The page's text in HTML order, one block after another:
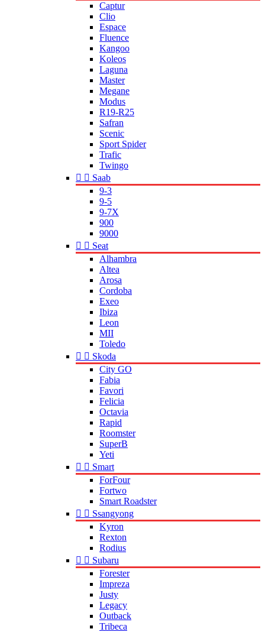
Captur
Clio
Espace
Fluence
Kangoo
Koleos
Laguna
Master
Megane
Modus
R19-R25
Safran
Scenic
Sport Spider
Trafic
Twingo
  Saab
9-3
9-5
9-7X
900
9000
  Seat
Alhambra
Altea
Arosa
Cordoba
Exeo
Ibiza
Leon
MII
Toledo
  Skoda
City GO
Fabia
Favori
Felicia
Octavia
Rapid
Roomster
SuperB
Yeti
  Smart
ForFour
Fortwo
Smart Roadster
  Ssangyong
Kyron
Rexton
Rodius
  Subaru
Forester
Impreza
Justy
Legacy
Outback
Tribeca